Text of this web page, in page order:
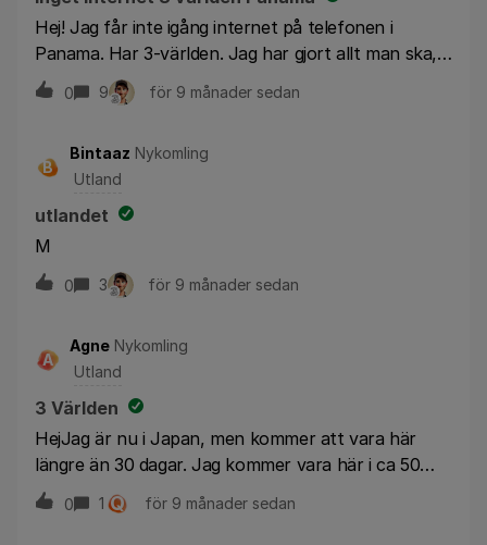
Hej! Jag får inte igång internet på telefonen i
Panama. Har 3-världen. Jag har gjort allt man ska,
startat om, nollställt närverk Iphone, flygplansläge
till o från. Reser alltid med två telefoner så gar en
Flyttat över simkortet o då funkar internet på min
ordinarie telefon med Telia. Så kan omöjligt va nån
telefon inställning. Ringt 3-support flera gånger
som sist sade att jag ska ringa operatören i
funkade det perfekt. Så denna resa har jag 3-
0 9 för 9 månader sedan
B
Bintaaz Nykomling
Utland
utlandet
M
0 3 för 9 månader sedan
A
Agne Nykomling
Utland
3 Världen
HejJag är nu i Japan, men kommer att vara här
längre än 30 dagar. Jag kommer vara här i ca 50
dagar. Hur gör jag för att fortsätta med 3 Världen
eller någon annan tjänst som 3 har. Så vi
0 1 Q för 9 månader sedan